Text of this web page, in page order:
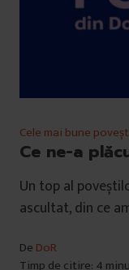
Cele mai bune
Ce ne-a
Un top al
ascultat, din ce
De DoR
Timp de citire: 4